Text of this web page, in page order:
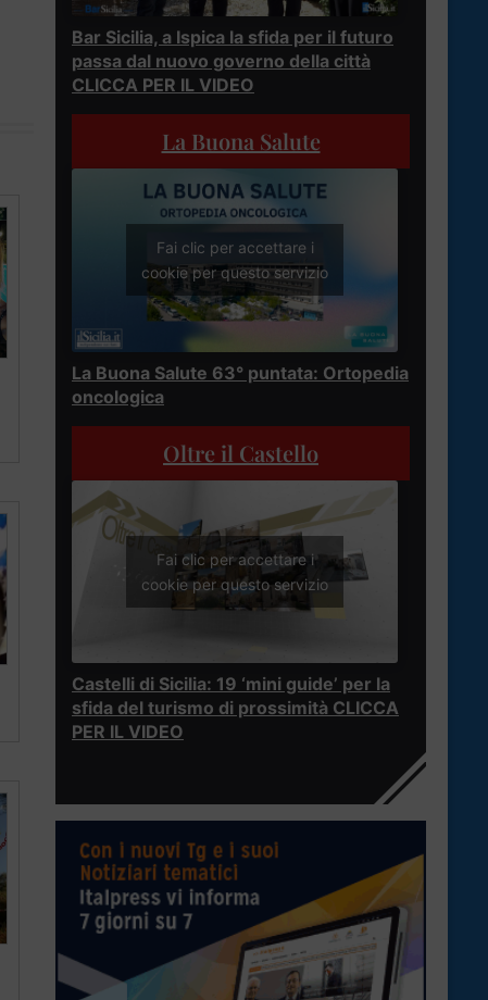
Bar Sicilia, a Ispica la sfida per il futuro
passa dal nuovo governo della città
CLICCA PER IL VIDEO
La Buona Salute
Fai clic per accettare i
cookie per questo servizio
La Buona Salute 63° puntata: Ortopedia
oncologica
Oltre il Castello
Fai clic per accettare i
cookie per questo servizio
Castelli di Sicilia: 19 ‘mini guide’ per la
sfida del turismo di prossimità CLICCA
PER IL VIDEO